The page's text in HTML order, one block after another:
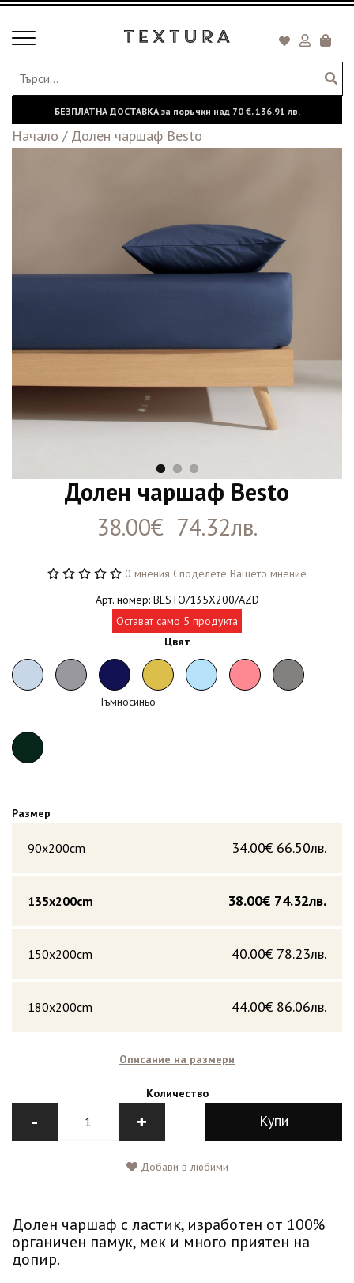
Toggle
БЕЗПЛАТНА ДОСТАВКА за поръчки над 70 €,136.91 лв.
Начало / Долен чаршаф Besto
Долен чаршаф Besto
38.00€ 74.32лв.
0 мнения Споделете Вашето мнение
Арт. номер: BESTO/135X200/AZD
Остават само 5 продукта
Цвят
Тъмносиньо
Размер
90x200cm 66.50лв.
34.00€
135x200cm 74.32лв.
38.00€
150x200cm 78.23лв.
40.00€
180x200cm 86.06лв.
44.00€
Описание на размери
Количество
- + Купи
Добави в любими
Долен чаршаф с ластик, изработен от 100%
органичен памук, мек и много приятен на
допир.